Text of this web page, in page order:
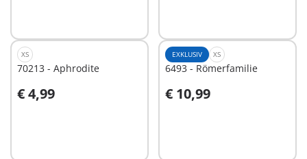
XS
70213 - Aphrodite
€ 4,99
In den Warenkorb
EXKLUSIV XS
6493 - Römerfamilie
€ 10,99
In den Warenkorb